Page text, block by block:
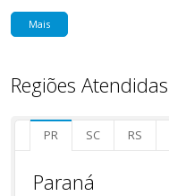
Mais
Regiões
PR SC RS
Paraná